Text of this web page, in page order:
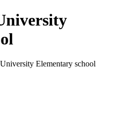
Elementary school